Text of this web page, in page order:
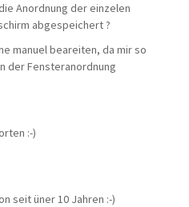
Anordnung der einzelen
abgespeichert ?
manuel beareiten, da mir so
der Fensteranordnung
:-)
seit üner 10 Jahren :-)